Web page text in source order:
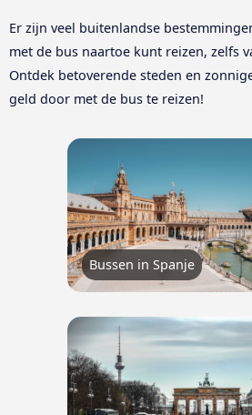
Er zijn veel buitenlandse
met de bus naartoe kunt reizen, zelfs
Ontdek betoverende steden en
geld door met de bus te reizen!
Bussen in Spanje